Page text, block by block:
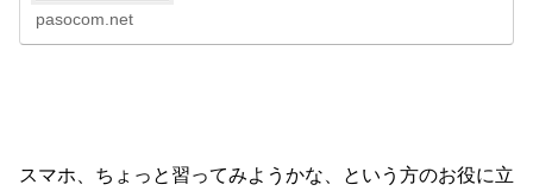
知ってく…
pasocom.net
スマホ、ちょっと習ってみようかな、という方のお役に立